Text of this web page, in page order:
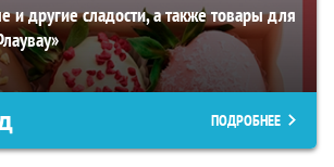
и другие сладости, а также товары для
ПОДРОБНЕЕ